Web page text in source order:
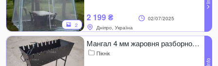
2
2 199 ₴
02/07/2025
Дніпро, Україна
Мангал 4 мм жаровня разборной для пикника/шашлыка
Пікнік